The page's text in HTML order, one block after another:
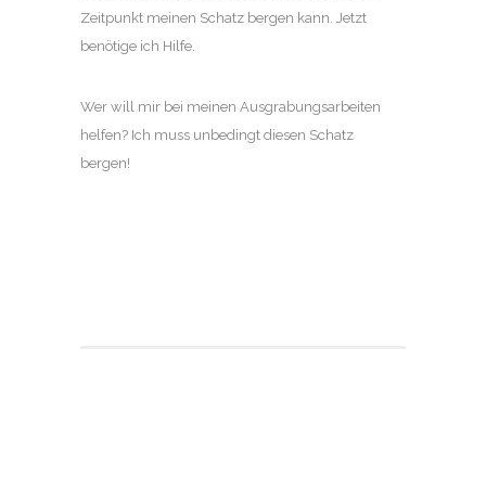
Zeitpunkt meinen Schatz bergen kann. Jetzt
benötige ich Hilfe.
Wer will mir bei meinen Ausgrabungsarbeiten
helfen? Ich muss unbedingt diesen Schatz
bergen!